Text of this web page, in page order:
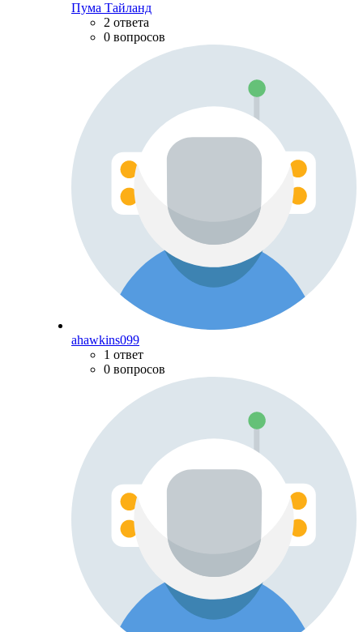
Пума Тайланд
2 ответа
0 вопросов
ahawkins099
1 ответ
0 вопросов